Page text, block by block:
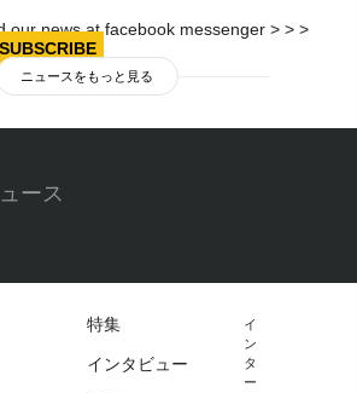
our news at facebook messenger > > >
ニュースをもっと見る
ース
特集
インタビュー
イ
ン
タ
ー